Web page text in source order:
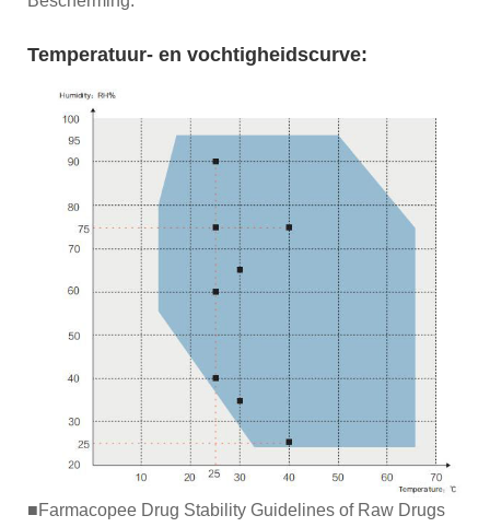
Temperatuur- en vochtigheidscurve:
■Farmacopee Drug Stability Guidelines of Raw Drugs